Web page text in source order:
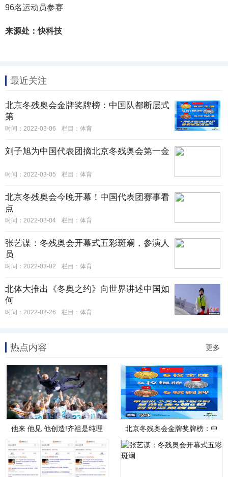
96名运动员参赛
来源处：快科技
最近关注
北京冬残奥会金牌奖牌榜：中国队都断层式
第
时间：2022-03-06 栏目： 体育
刘子旭为中国代表团摘北京冬残奥会第一金
时间：2022-03-05 栏目： 体育
北京冬残奥会今晚开幕！中国代表团赛事看
点
时间：2022-03-04 栏目： 体育
张艺谋：冬残奥会开幕式五彩斑斓，参演人
员
时间：2022-03-02 栏目： 体育
北体大推出《冬奥之约》向世界讲述中国如
何
时间：2022-02-26 栏目： 体育
热点内容 更多
他来 他见 他创造!齐祖是纯理
北京冬残奥会金牌奖牌榜：中